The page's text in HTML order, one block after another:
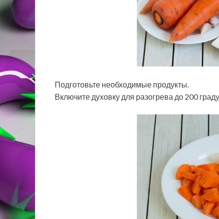
Подготовьте необходимые продукты.
Включите духовку для разогрева до 200